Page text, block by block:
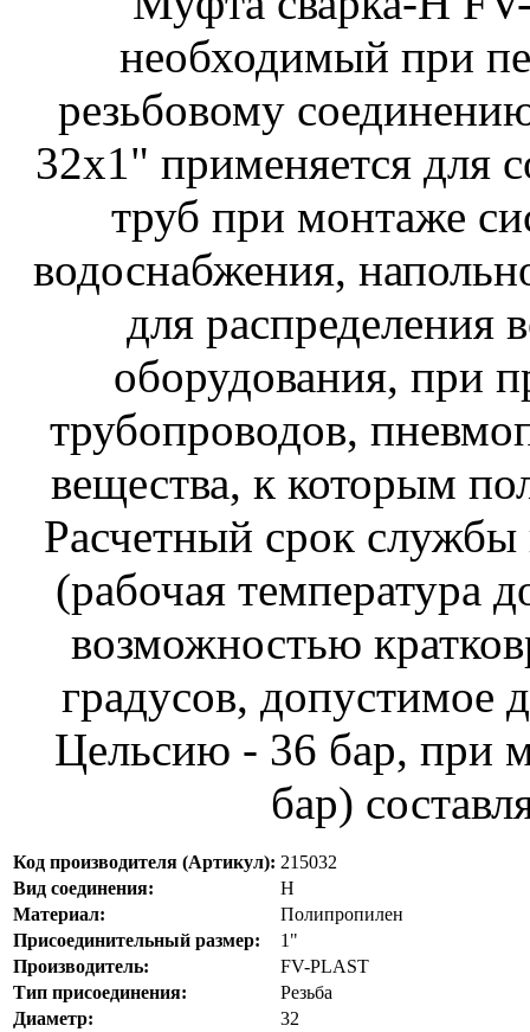
необходимый при
резьбовому
32х1" применяется для
труб при монтаже
водоснабжения,
для распределения
оборудования, при
трубопроводов,
вещества, к которым
Расчетный срок службы
(рабочая температура
возможностью
градусов, допустимое
Цельсию - 36 бар, при
бар)
Код производителя (Артикул): 215032
Вид соединения:
Н
Материал:
Полипропилен
Присоединительный размер:
1"
Производитель:
FV-PLAST
Тип присоединения:
Резьба
Диаметр:
32